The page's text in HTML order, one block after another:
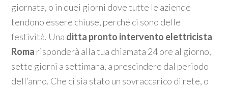
giornata, o in quei giorni dove tutte le aziende
tendono essere chiuse, perché ci sono delle
festività. Una ditta pronto intervento elettricista
Roma risponderà alla tua chiamata 24 ore al giorno,
sette giorni a settimana, a prescindere dal periodo
dell’anno. Che ci sia stato un sovraccarico di rete, o